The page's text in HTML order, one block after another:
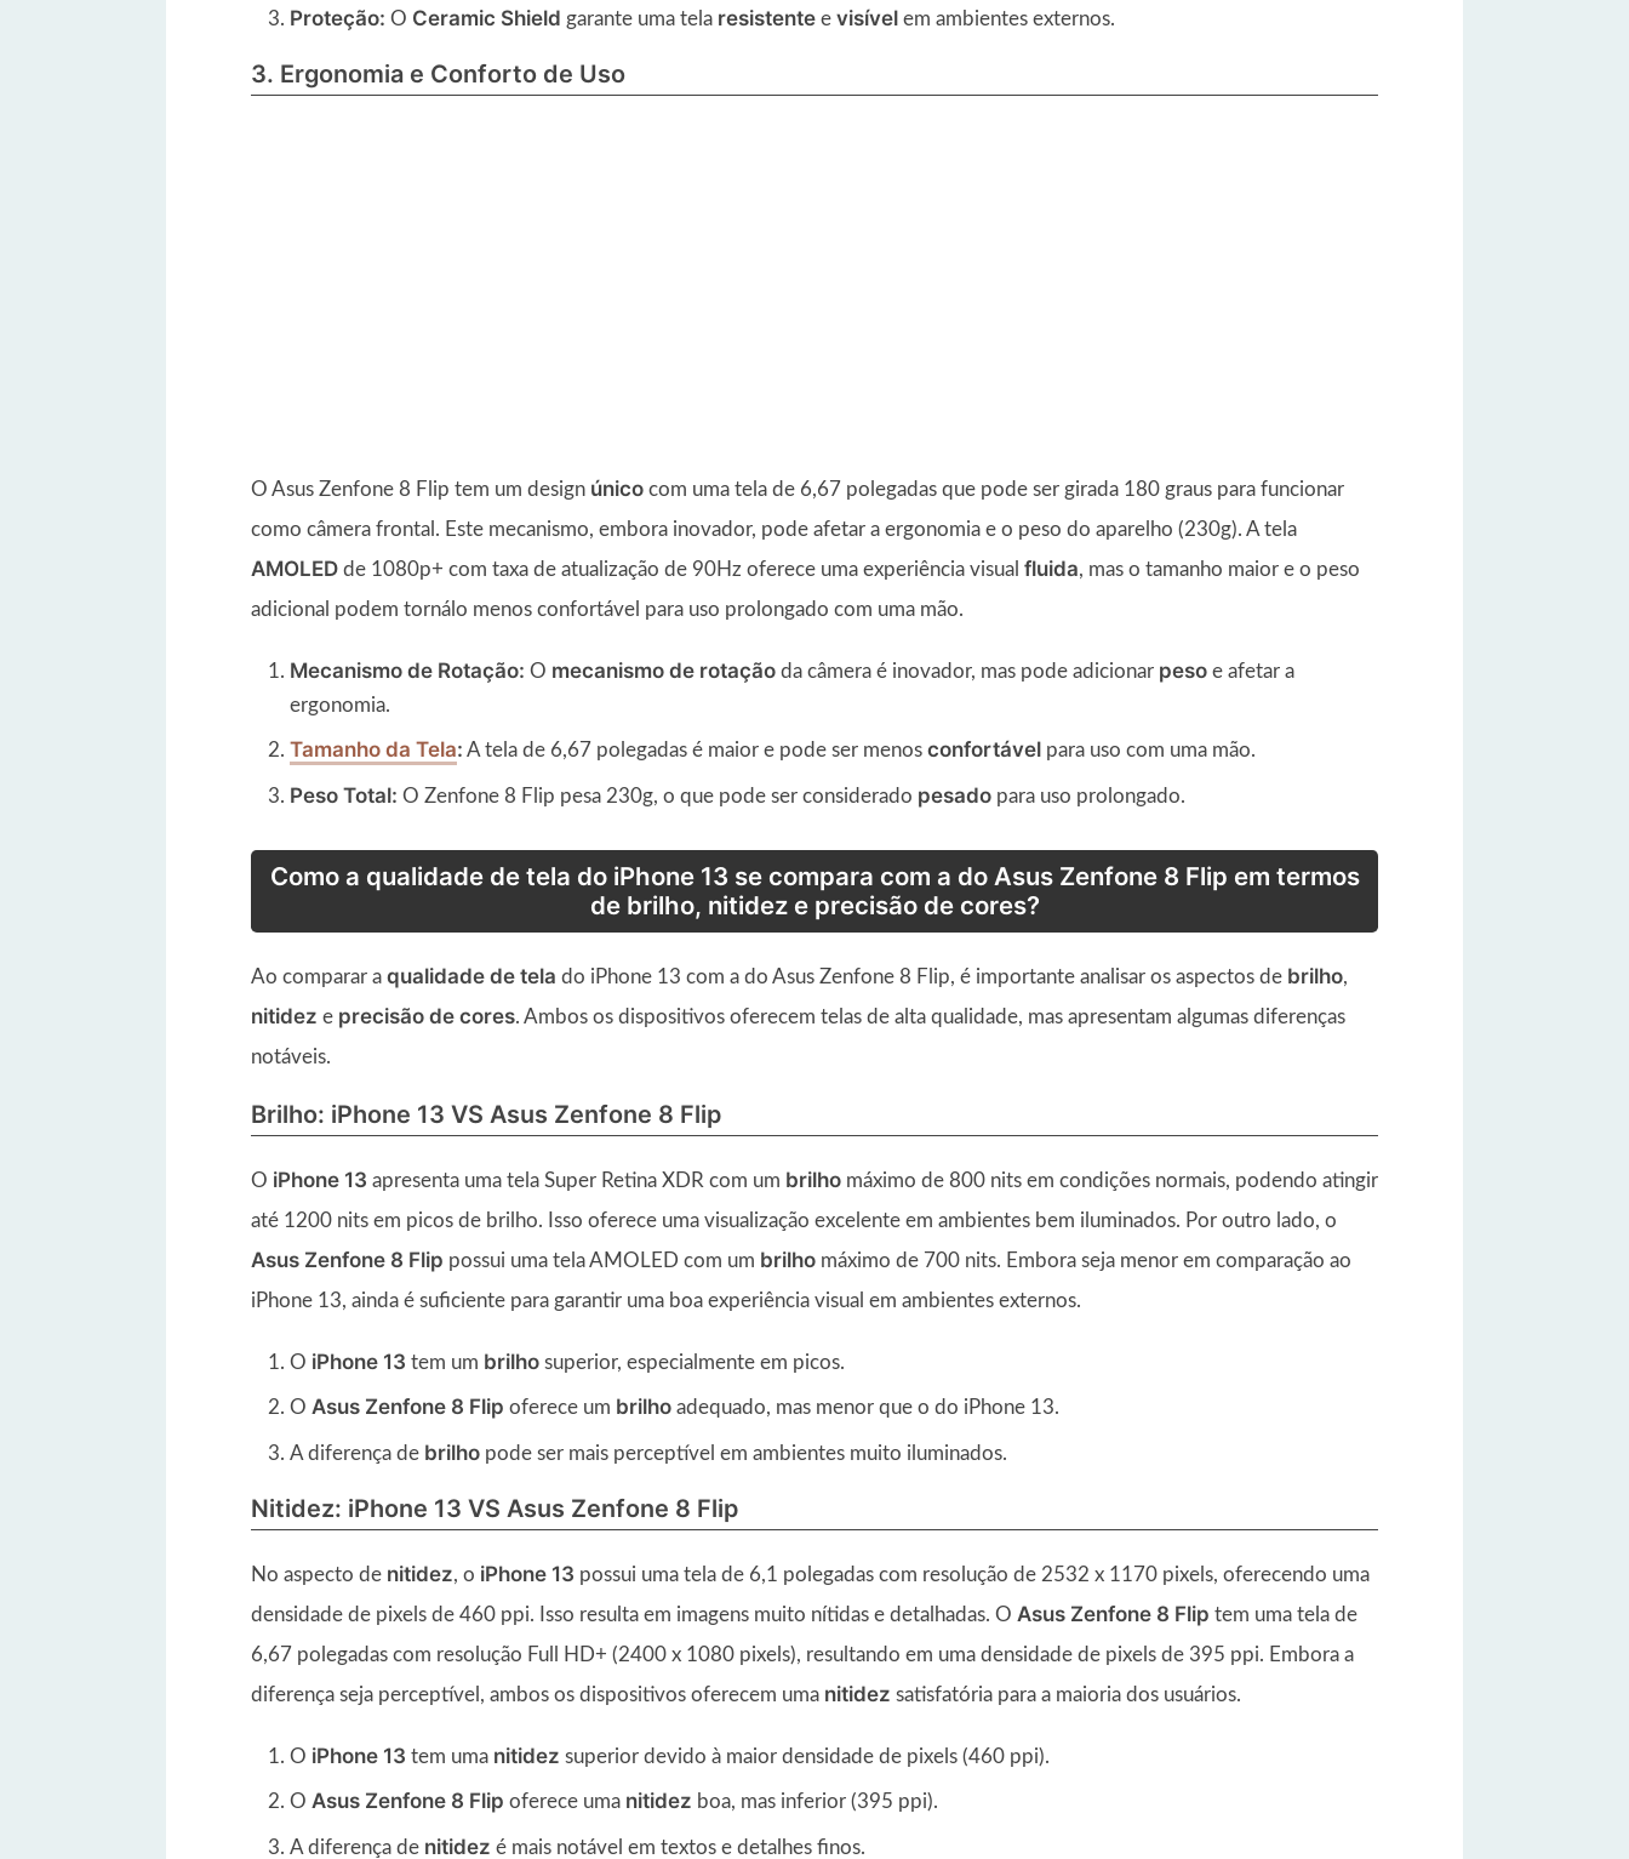
Proteção: O Ceramic Shield garante uma tela resistente e visível em ambientes externos.
3. Ergonomia e Conforto de Uso
O Asus Zenfone 8 Flip tem um design único com uma tela de 6,67 polegadas que pode ser girada 180 graus para funcionar
como câmera frontal. Este mecanismo, embora inovador, pode afetar a ergonomia e o peso do aparelho (230g). A tela
AMOLED de 1080p+ com taxa de atualização de 90Hz oferece uma experiência visual fluida, mas o tamanho maior e o peso
adicional podem tornálo menos confortável para uso prolongado com uma mão.
Mecanismo de Rotação: O mecanismo de rotação da câmera é inovador, mas pode adicionar peso e afetar a
ergonomia.
Tamanho da Tela: A tela de 6,67 polegadas é maior e pode ser menos confortável para uso com uma mão.
Peso Total: O Zenfone 8 Flip pesa 230g, o que pode ser considerado pesado para uso prolongado.
Como a qualidade de tela do iPhone 13 se compara com a do Asus Zenfone 8 Flip em termos
de brilho, nitidez e precisão de cores?
Ao comparar a qualidade de tela do iPhone 13 com a do Asus Zenfone 8 Flip, é importante analisar os aspectos de brilho,
nitidez e precisão de cores. Ambos os dispositivos oferecem telas de alta qualidade, mas apresentam algumas diferenças
notáveis.
Brilho: iPhone 13 VS Asus Zenfone 8 Flip
O iPhone 13 apresenta uma tela Super Retina XDR com um brilho máximo de 800 nits em condições normais, podendo atingir
até 1200 nits em picos de brilho. Isso oferece uma visualização excelente em ambientes bem iluminados. Por outro lado, o
Asus Zenfone 8 Flip possui uma tela AMOLED com um brilho máximo de 700 nits. Embora seja menor em comparação ao
iPhone 13, ainda é suficiente para garantir uma boa experiência visual em ambientes externos.
O iPhone 13 tem um brilho superior, especialmente em picos.
O Asus Zenfone 8 Flip oferece um brilho adequado, mas menor que o do iPhone 13.
A diferença de brilho pode ser mais perceptível em ambientes muito iluminados.
Nitidez: iPhone 13 VS Asus Zenfone 8 Flip
No aspecto de nitidez, o iPhone 13 possui uma tela de 6,1 polegadas com resolução de 2532 x 1170 pixels, oferecendo uma
densidade de pixels de 460 ppi. Isso resulta em imagens muito nítidas e detalhadas. O Asus Zenfone 8 Flip tem uma tela de
6,67 polegadas com resolução Full HD+ (2400 x 1080 pixels), resultando em uma densidade de pixels de 395 ppi. Embora a
diferença seja perceptível, ambos os dispositivos oferecem uma nitidez satisfatória para a maioria dos usuários.
O iPhone 13 tem uma nitidez superior devido à maior densidade de pixels (460 ppi).
O Asus Zenfone 8 Flip oferece uma nitidez boa, mas inferior (395 ppi).
A diferença de nitidez é mais notável em textos e detalhes finos.